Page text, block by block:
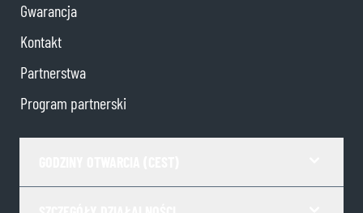
Gwarancja
Kontakt
Partnerstwa
Program partnerski